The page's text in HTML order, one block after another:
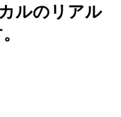
ルのリアル